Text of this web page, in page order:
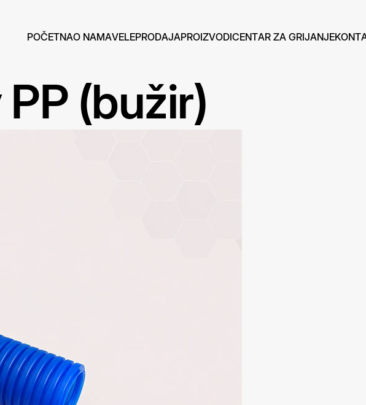
POČETNAO NAMAVELEPRODAJAPROIZVODICENTAR ZA GRIJANJEKONT
(bužir)